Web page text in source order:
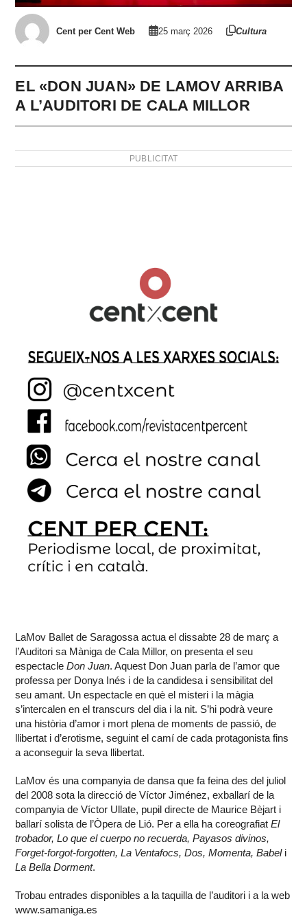
Cent per Cent Web 25 març 2026 Cultura
EL «DON JUAN» DE LAMOV ARRIBA
A L’AUDITORI DE CALA MILLOR
PUBLICITAT
LaMov Ballet de Saragossa actua el dissabte 28 de març a
l’Auditori sa Màniga de Cala Millor, on presenta el seu
espectacleDon Juan. Aquest Don Juan parla de l’amor que
professa per Donya Inés i de la candidesa i sensibilitat del
seu amant. Un espectacle en què el misteri i la màgia
s’intercalen en el transcurs del dia i la nit. S’hi podrà veure
una història d’amor i mort plena de moments de passió, de
llibertat i d’erotisme, seguint el camí de cada protagonista fins
a aconseguir la seva llibertat.
LaMov és una companyia de dansa que fa feina des del juliol
del 2008 sota la direcció de Víctor Jiménez, exballarí de la
companyia de Víctor Ullate, pupil directe de Maurice Bèjart i
ballarí solista de l’Òpera de Lió. Per a ella ha coreografiat El
trobador, Lo que el cuerpo no recuerda, Payasos divinos,
Forget-forgot-forgotten, La Ventafocs, Dos, Momenta, Babeli
La Bella Dorment.
Trobau entrades disponibles a la taquilla de l’auditori i a la web
www.samaniga.es